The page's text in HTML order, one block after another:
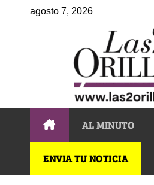
agosto 7, 2026
AL MINUTO
ENVIA TU NOTICIA